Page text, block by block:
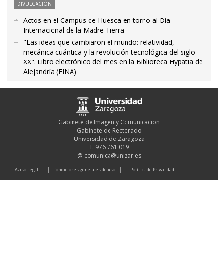
DIVULGACIÓN
Actos en el Campus de Huesca en torno al Día
Internacional de la Madre Tierra
"Las ideas que cambiaron el mundo: relatividad,
mecánica cuántica y la revolución tecnológica del siglo
XX". Libro electrónico del mes en la Biblioteca Hypatia de
Alejandría (EINA)
Gabinete de Imagen y Comunicación
Gabinete de Rectorado
Universidad de Zaragoza
T. 976 761 019
@ comunica@unizar.es
Aviso Legal Condiciones generales de uso Política de Privacidad